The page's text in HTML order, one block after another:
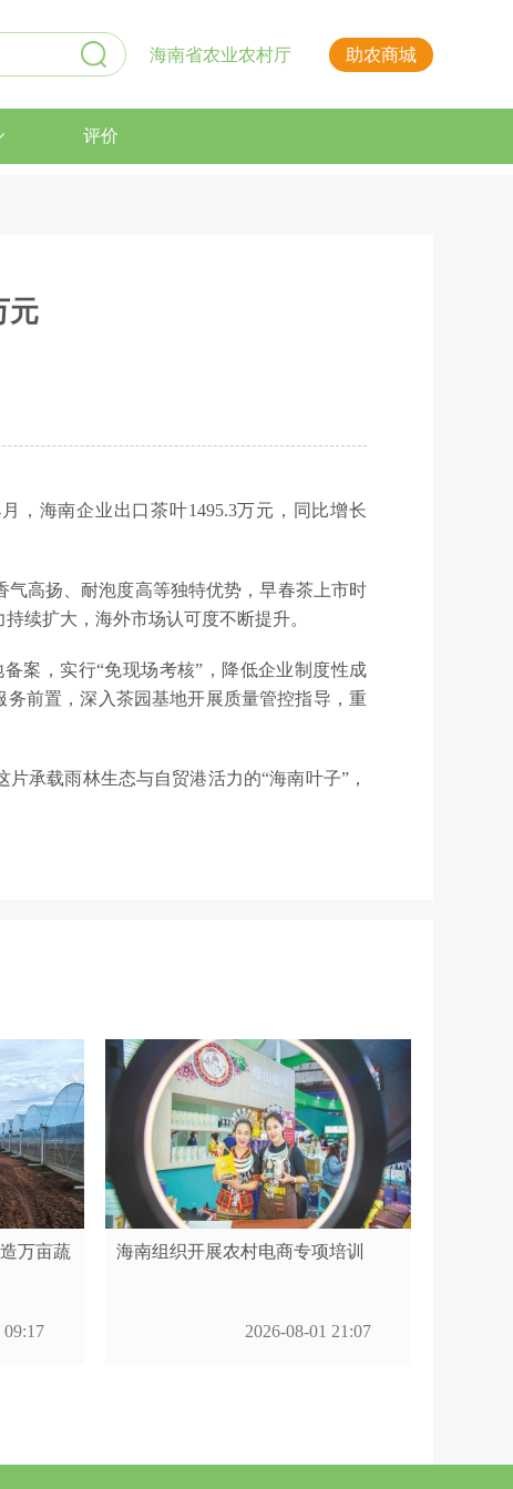
海南省农业农村厅 助农商城
评价
元
，海南企业出口茶叶1495.3万元，同比增长
高扬、耐泡度高等独特优势，早春茶上市时
续扩大，海外市场认可度不断提升。
案，实行“免现场考核”，降低企业制度性成
前置，深入茶园基地开展质量管控指导，重
承载雨林生态与自贸港活力的“海南叶子”，
万亩蔬
09:17
海南组织开展农村电商专项培训
2026-08-01 21:07